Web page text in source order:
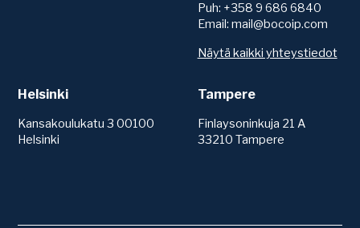
Puh: +358 9 686 6840
Email: mail@bocoip.com
Näytä kaikki yhteystiedot
Helsinki
Kansakoulukatu 3 00100
Helsinki
Tampere
Finlaysoninkuja 21 A
33210 Tampere